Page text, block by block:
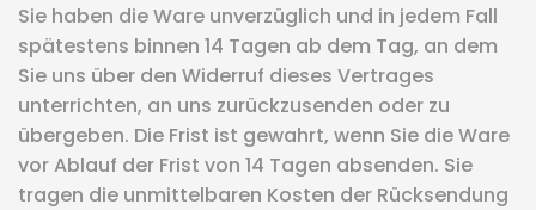
Sie haben die Ware unverzüglich und in jedem Fall
spätestens binnen 14 Tagen ab dem Tag, an dem
Sie uns über den Widerruf dieses Vertrages
unterrichten, an uns zurückzusenden oder zu
übergeben. Die Frist ist gewahrt, wenn Sie die Ware
vor Ablauf der Frist von 14 Tagen absenden. Sie
tragen die unmittelbaren Kosten der Rücksendung